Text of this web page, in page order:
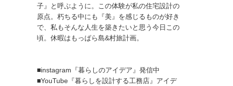
子』と呼ぶように。この体験が私の住宅設計の
原点。朽ちる中にも『美』を感じるものが好き
で、私もそんな人生を築きたいと思う今日この
頃。休暇はもっぱら島&村旅計画。
■instagram『暮らしのアイデア』発信中
■YouTube『暮らしを設計する工務店』アイデ